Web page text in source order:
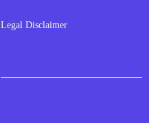
Legal Disclaimer